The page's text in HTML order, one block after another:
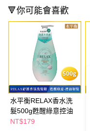
🔻你可能會喜歡
水平衡RELAX香水洗
髮500g甦醒綠意控油
NT$179